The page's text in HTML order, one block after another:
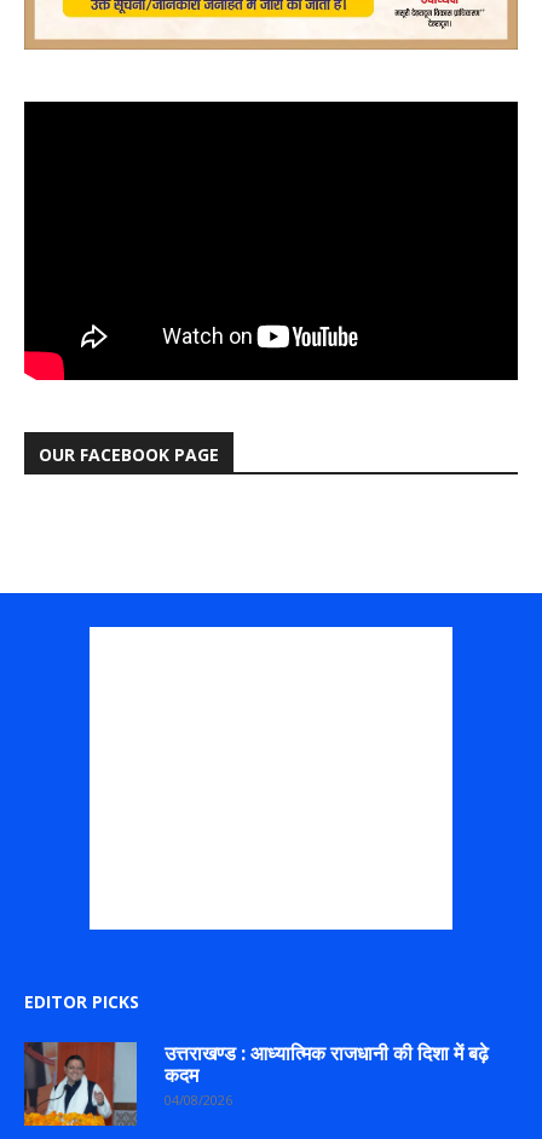
OUR FACEBOOK PAGE
EDITOR PICKS
उत्तराखण्ड : आध्यात्मिक राजधानी की दिशा में बढ़े
कदम
04/08/2026